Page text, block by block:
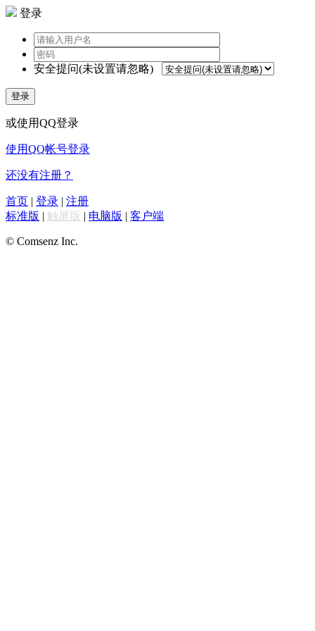
登录
安全提问(未设置请忽略)
登录
或使用QQ登录
使用QQ帐号登录
还没有注册？
首页 | 登录 | 注册
标准版 | 触屏版 | 电脑版 | 客户端
© Comsenz Inc.